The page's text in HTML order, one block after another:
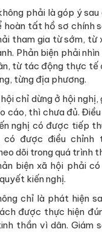
phải là góp ý
tất hồ sơ chính
tham gia từ sớm, từ
Phản biện phải
từ tác động thực tế
từng địa phương.
chỉ dừng ở hội nghị,
cáo, thì chưa đủ.
nghị có được tiếp
có được điều chỉnh
dõi trong quá trình
biện xã hội phải
kiến nghị.
chỉ là phát hiện
được thực hiện
thần vì dân. Giám